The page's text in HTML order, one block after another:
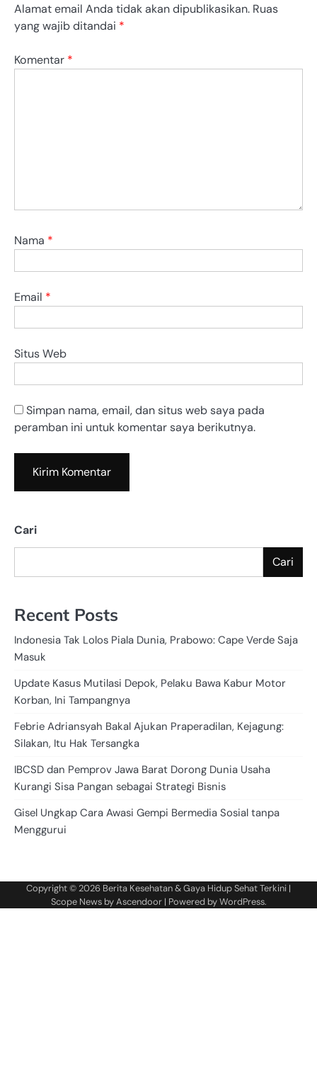
Alamat email Anda tidak akan dipublikasikan. Ruas
yang wajib ditandai *
Komentar *
Nama *
Email *
Situs Web
Simpan nama, email, dan situs web saya pada
peramban ini untuk komentar saya berikutnya.
Cari
Cari
Recent Posts
Indonesia Tak Lolos Piala Dunia, Prabowo: Cape Verde Saja
Masuk
Update Kasus Mutilasi Depok, Pelaku Bawa Kabur Motor
Korban, Ini Tampangnya
Febrie Adriansyah Bakal Ajukan Praperadilan, Kejagung:
Silakan, Itu Hak Tersangka
IBCSD dan Pemprov Jawa Barat Dorong Dunia Usaha
Kurangi Sisa Pangan sebagai Strategi Bisnis
Gisel Ungkap Cara Awasi Gempi Bermedia Sosial tanpa
Menggurui
Copyright © 2026 Berita Kesehatan & Gaya Hidup Sehat Terkini |
Scope News byAscendoor| Powered byWordPress.